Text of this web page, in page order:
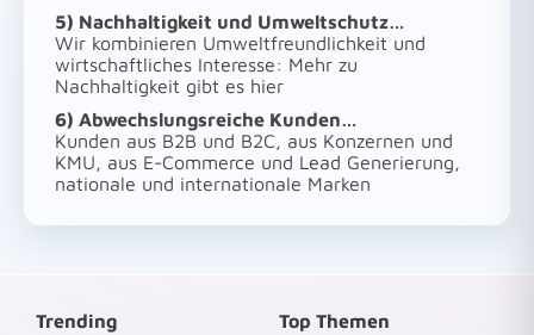
5) Nachhaltigkeit und Umweltschutz…
Wir kombinieren Umweltfreundlichkeit und
wirtschaftliches Interesse: Mehr zu
Nachhaltigkeit gibt es hier
6) Abwechslungsreiche Kunden…
Kunden aus B2B und B2C, aus Konzernen und
KMU, aus E-Commerce und Lead Generierung,
nationale und internationale Marken
Trending
Top Themen